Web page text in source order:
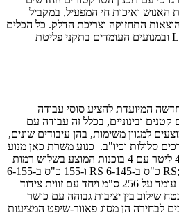
ואיכות חי המפעיל, במקביל
התחזוקה וצריכת הדלק. כל הכלים
החדשים מצוידים בתאורת LED ובמנועים העומדים בתקני פליטת
המיועדת להציע סוסי עבודה
ובינוניים, בכלל זה עבודה עם
למגוון משימות, בהן עיבודים שונים,
סלולות וכיו"ב. כנוע משרת כאן מנוע
פיאט תעשייתי (FPT) בנפח 4.5 ליטר עם 4 בוכנות המוצע בשלוש רמות
הספק: 135 כ"ס ב-6-135 RS; 145 כ"ס ב-6-145 RS ו-155 כ"ס ב-6-155
RS. בסיס הגלגלים בדגמים אלו עומד על 256 ס"מ ויחד עם זווית צידוד
55 מעלות מובטח שילוב בין יציבות גבוהה עם כושר
לבחירה הן מסוג פאוור-שיפט המציעות